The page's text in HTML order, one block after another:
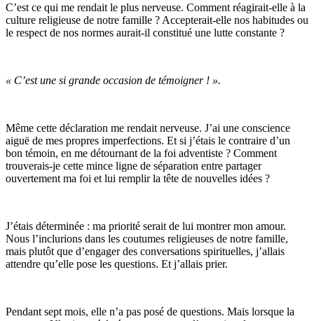
C’est ce qui me rendait le plus nerveuse. Comment réagirait-elle à la
culture religieuse de notre famille ? Accepterait-elle nos habitudes ou
le respect de nos normes aurait-il constitué une lutte constante ?
« C’est une si grande occasion de témoigner ! ».
Même cette déclaration me rendait nerveuse. J’ai une conscience
aiguë de mes propres imperfections. Et si j’étais le contraire d’un
bon témoin, en me détournant de la foi adventiste ? Comment
trouverais-je cette mince ligne de séparation entre partager
ouvertement ma foi et lui remplir la tête de nouvelles idées ?
J’étais déterminée : ma priorité serait de lui montrer mon amour.
Nous l’inclurions dans les coutumes religieuses de notre famille,
mais plutôt que d’engager des conversations spirituelles, j’allais
attendre qu’elle pose les questions. Et j’allais prier.
Pendant sept mois, elle n’a pas posé de questions. Mais lorsque la